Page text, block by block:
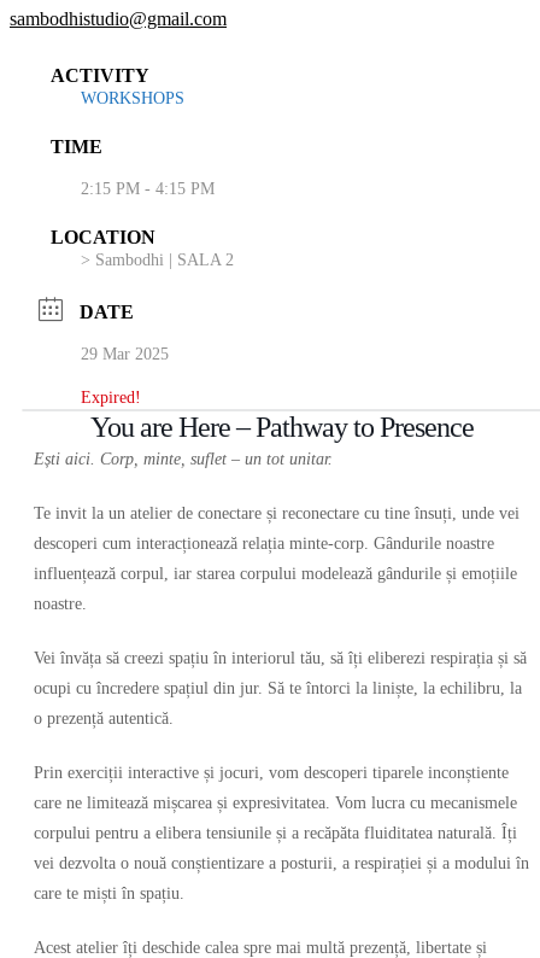
sambodhistudio@gmail.com
ACTIVITY
WORKSHOPS
TIME
2:15 PM - 4:15 PM
LOCATION
> Sambodhi | SALA 2
DATE
29 Mar 2025
Expired!
You are Here – Pathway to Presence
Ești aici. Corp, minte, suflet – un tot unitar.
Te invit la un atelier de conectare și reconectare cu tine însuți, unde vei
descoperi cum interacționează relația minte-corp. Gândurile noastre
influențează corpul, iar starea corpului modelează gândurile și emoțiile
noastre.
Vei învăța să creezi spațiu în interiorul tău, să îți eliberezi respirația și să
ocupi cu încredere spațiul din jur. Să te întorci la liniște, la echilibru, la
o prezență autentică.
Prin exerciții interactive și jocuri, vom descoperi tiparele inconștiente
care ne limitează mișcarea și expresivitatea. Vom lucra cu mecanismele
corpului pentru a elibera tensiunile și a recăpăta fluiditatea naturală. Îți
vei dezvolta o nouă conștientizare a posturii, a respirației și a modului în
care te miști în spațiu.
Acest atelier îți deschide calea spre mai multă prezență, libertate și